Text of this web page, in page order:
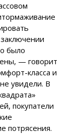
было
— говорит
класса и
увидели. В
покупатели
потрясения.